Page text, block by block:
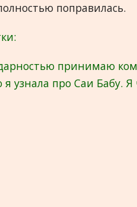
поправилась.
принимаю
узнала про Саи Бабу.